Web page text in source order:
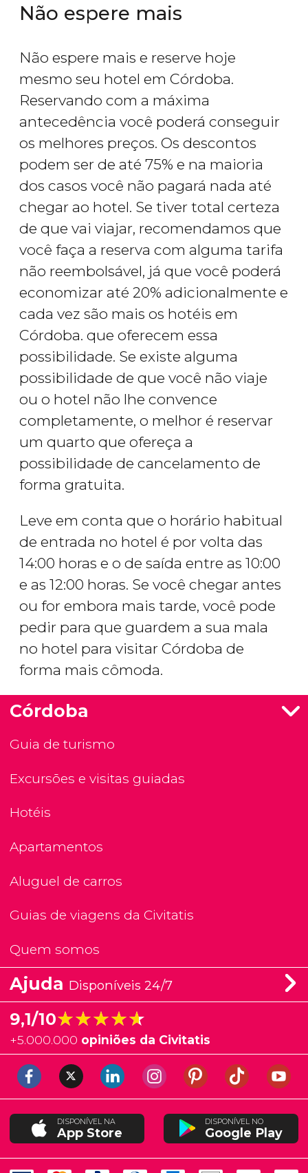
Não espere mais
Não espere mais e reserve hoje
mesmo seu hotel em Córdoba.
Reservando com a máxima
antecedência você poderá conseguir
os melhores preços. Os descontos
podem ser de até 75% e na maioria
dos casos você não pagará nada até
chegar ao hotel. Se tiver total certeza
de que vai viajar, recomendamos que
você faça a reserva com alguma tarifa
não reembolsável, já que você poderá
economizar até 20% adicionalmente e
cada vez são mais os hotéis em
Córdoba. que oferecem essa
possibilidade. Se existe alguma
possibilidade de que você não viaje
ou o hotel não lhe convence
completamente, o melhor é reservar
um quarto que ofereça a
possibilidade de cancelamento de
forma gratuita.
Leve em conta que o horário habitual
de entrada no hotel é por volta das
14:00 horas e o de saída entre as 10:00
e as 12:00 horas. Se você chegar antes
ou for embora mais tarde, você pode
pedir para que guardem a sua mala
no hotel para visitar Córdoba de
forma mais cômoda.
Córdoba
Guia de turismo
Excursões e visitas guiadas
Hotéis
Apartamentos
Aluguel de carros
Guias de viagens da Civitatis
Quem somos
Ajuda Disponíveis 24/7
9,1/10★★★★★
★★★★★
+5.000.000 opiniões da Civitatis
DISPONÍVEL NA
App Store
DISPONÍVEL NO
Google Play